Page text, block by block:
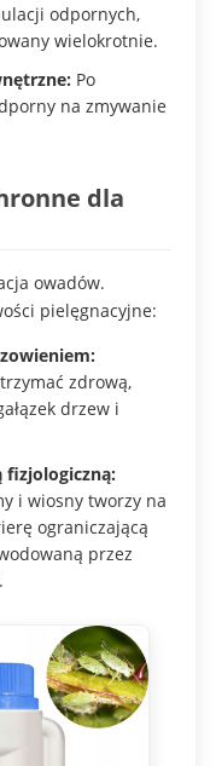
odpornych,
wielokrotnie.
Po
na zmywanie
dla
owadów.
pielęgnacyjne:
zdrową,
drzew i
fizjologiczną:
i wiosny tworzy na
ograniczającą
przez